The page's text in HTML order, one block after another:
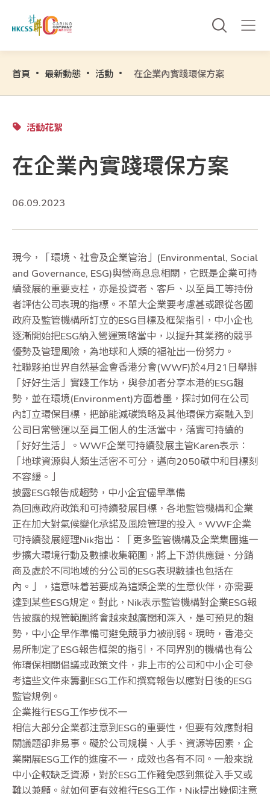
首頁 最新動態 活動 在企業內實踐環保方案
活動花絮
在企業內實踐環保方案
06.09.2023
現今，「環境、社會及企業管治」(Environmental, Social
and Governance, ESG)與營商息息相關，它既是企業可持
續發展的重要支柱，亦是投資者、客戶、以至員工等持份
者評估公司表現的指標。不單大企業要考慮甚或跟從各國
政府及監管機構所訂立的ESG目標及框架指引，中小企也
逐漸開始把ESG納入營運策略當中，以提升其業務的競爭
優勢及管理風險，為地球和人類的福祉出一份努力。
社聯夥拍世界自然基金會香港分會(WWF)於4月21日舉辦
「好好生活」實踐工作坊，與參加者分享本港的ESG趨
勢，並在環境(Environment)方面着墨，探討如何在公司
內訂立環保目標，把節能減碳策略及其他環保方案融入到
公司日常營運以至員工個人的生活當中，落實可持續的
「好好生活」。WWF企業可持續發展主管Karen表示：
「地球資源與人類生活密不可分，邁向2050碳中和目標刻
不容緩。」
披露ESG報告成趨勢，中小企宜儘早準備
為回應政府政策和可持續發展目標，各地監管機構和企業
正在加大對氣候變化承諾及風險管理的投入。WWF企業
可持續發展經理Nik指出：「更多監管機構及企業集團進一
步擴大環境行動及數據收集範圍，將上下游供應鏈、分銷
商及處於不同地域的分公司的ESG表現數據也包括在
內。」，這意味着若要成為這類企業的生意伙伴，亦需要
達到某些ESG規定。對此，Nik表示監管機構對企業ESG報
告披露的規管範圍將會越來越廣闊和深入，是可預見的趨
勢，中小企早作準備可避免競爭力被削弱。現時，香港交
易所制定了ESG報告框架的指引，不同界別的機構也有公
佈環保相關倡議或政策文件，非上市的公司和中小企可參
考這些文件來籌劃ESG工作和撰寫報告以應對日後的ESG
監管規例。
企業推行ESG工作步伐不一
相信大部分企業都注意到ESG的重要性，但要有效應對相
關議題卻非易事。礙於公司規模、人手、資源等因素，企
業開展ESG工作的進度不一，成效也各有不同。一般來說
中小企較缺乏資源，對於ESG工作難免感到無從入手又或
難以兼顧。就如何更有效推行ESG工作，Nik提出幾個注意